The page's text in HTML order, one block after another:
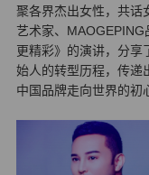
聚各界杰出女性，共话
艺术家、
更精彩》的演讲，分享
始人的转型历程，传递
中国品牌走向世界的初